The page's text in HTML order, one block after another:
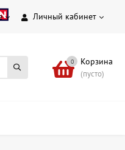
Личный кабинет
0 Корзина
(пусто)